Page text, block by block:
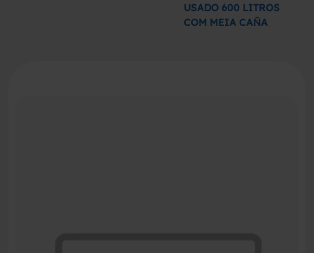
USADO 600 LITROS
COM MEIA CAÑA